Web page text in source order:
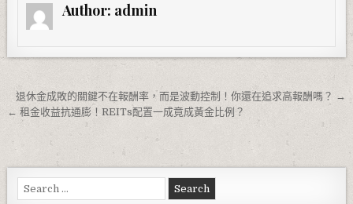
Author: admin
文章導覽
退休金成敗的關鍵不在報酬率，而是波動控制！你還在追求高報酬嗎？ →
← 租金收益抗通膨！REITs配置一成竟成黃金比例？
Search for: